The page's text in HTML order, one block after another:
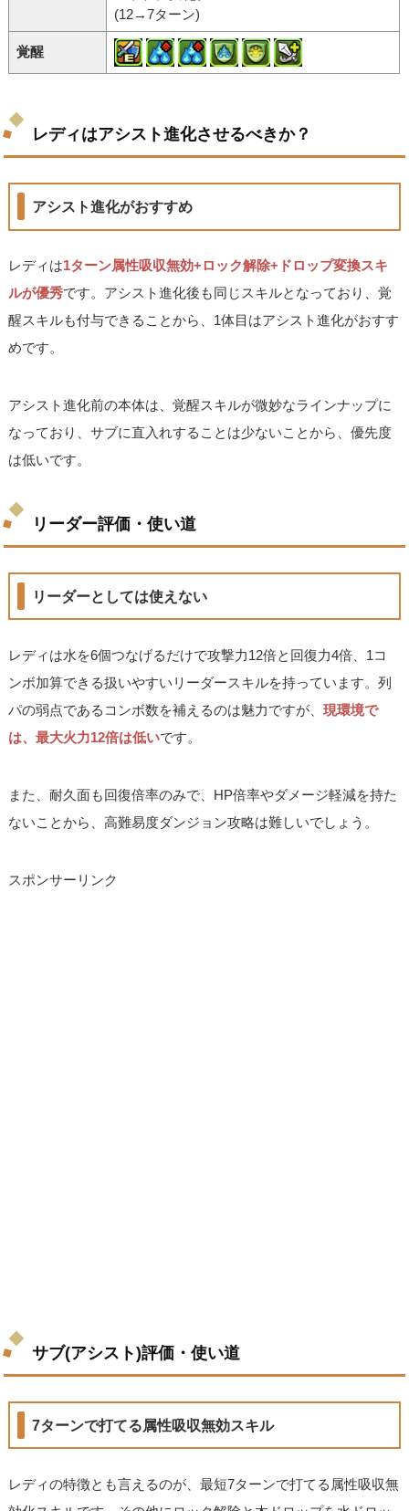
(12→7ターン)
覚醒
レディはアシスト進化させるべきか？
アシスト進化がおすすめ
レディは1ターン属性吸収無効+ロック解除+ドロップ変換スキ
ルが優秀です。アシスト進化後も同じスキルとなっており、覚
醒スキルも付与できることから、1体目はアシスト進化がおすす
めです。
アシスト進化前の本体は、覚醒スキルが微妙なラインナップに
なっており、サブに直入れすることは少ないことから、優先度
は低いです。
リーダー評価・使い道
リーダーとしては使えない
レディは水を6個つなげるだけで攻撃力12倍と回復力4倍、1コ
ンボ加算できる扱いやすいリーダースキルを持っています。列
パの弱点であるコンボ数を補えるのは魅力ですが、現環境で
は、最大火力12倍は低いです。
また、耐久面も回復倍率のみで、HP倍率やダメージ軽減を持た
ないことから、高難易度ダンジョン攻略は難しいでしょう。
スポンサーリンク
サブ(アシスト)評価・使い道
7ターンで打てる属性吸収無効スキル
レディの特徴とも言えるのが、最短7ターンで打てる属性吸収無